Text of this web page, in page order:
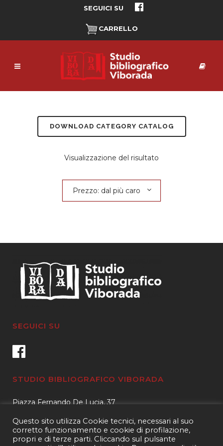
SEGUICI SU
CARRELLO
DOWNLOAD CATEGORY CATALOG
Visualizzazione del risultato
Prezzo: dal più caro
SEGUICI SU
STUDIO BIBLIOGRAFICO VIBORADA
Piazza Fernando De Lucia, 37
Tel.3400596959 – 3404632889
email.info@viborada.it
Questo sito utilizza Cookie tecnici, necessari al suo
corretto funzionamento e cookie di profilazione,
propri e di terze parti. Cliccando sul pulsante